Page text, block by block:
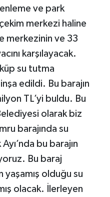
ve park
çekim merkezi haline
merkezinin ve 33
karşılayacak.
su tutma
edildi. Bu barajın
TL’yi buldu. Bu
olarak biz
barajında su
bu barajın
Bu baraj
yaşamış olduğu su
olacak. İlerleyen